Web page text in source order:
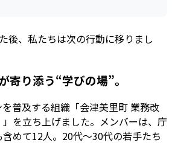
後、私たちは次の行動に移りまし
寄り添う“学びの場”。
普及する組織「会津美里町 業務改
を立ち上げました。メンバーは、庁
めて12人。20代～30代の若手たち